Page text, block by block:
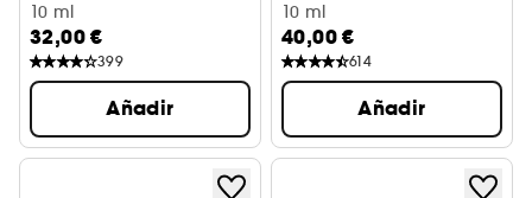
10 ml
32,00 €
399
Añadir
10 ml
40,00 €
614
Añadir